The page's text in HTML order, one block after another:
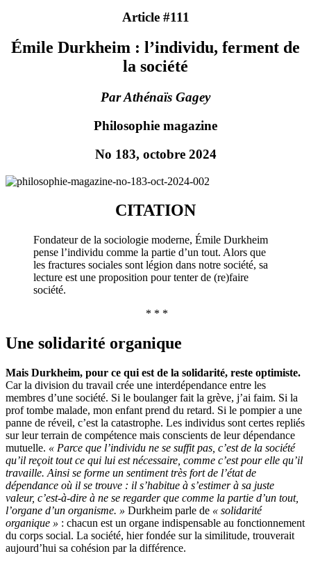
Article #111
Émile Durkheim : l’individu, ferment de
la société
Par Athénaïs Gagey
Philosophie magazine
No 183, octobre 2024
CITATION
Fondateur de la sociologie moderne, Émile Durkheim
pense l’individu comme la partie d’un tout. Alors que
les fractures sociales sont légion dans notre société, sa
lecture est une proposition pour tenter de (re)faire
société.
* * *
Une solidarité organique
Mais Durkheim, pour ce qui est de la solidarité, reste optimiste.
Car la division du travail crée une interdépendance entre les
membres d’une société. Si le boulanger fait la grève, j’ai faim. Si la
prof tombe malade, mon enfant prend du retard. Si le pompier a une
panne de réveil, c’est la catastrophe. Les individus sont certes repliés
sur leur terrain de compétence mais conscients de leur dépendance
mutuelle. « Parce que l’individu ne se suffit pas, c’est de la société
qu’il reçoit tout ce qui lui est nécessaire, comme c’est pour elle qu’il
travaille. Ainsi se forme un sentiment très fort de l’état de
dépendance où il se trouve : il s’habitue à s’estimer à sa juste
valeur, c’est-à-dire à ne se regarder que comme la partie d’un tout,
l’organe d’un organisme. » Durkheim parle de « solidarité
organique » : chacun est un organe indispensable au fonctionnement
du corps social. La société, hier fondée sur la similitude, trouverait
aujourd’hui sa cohésion par la différence.